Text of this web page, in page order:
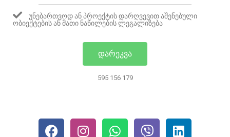
ᲣᲜᲔᲑᲐᲠᲗᲕᲝᲓ ᲐᲜ ᲞᲠᲝᲔᲥᲢᲘᲡ ᲓᲐᲠᲦᲕᲔᲕᲘᲗ ᲐᲨᲔᲜᲔᲑᲣᲚᲘ
ᲝᲑᲘᲔᲥᲢᲔᲑᲘᲡ ᲐᲜ ᲛᲐᲗᲘ ᲜᲐᲬᲘᲚᲔᲑᲘᲡ ᲚᲔᲒᲐᲚᲘᲖᲔᲑᲐ
ᲓᲐᲠᲔᲙᲕᲐ
595 156 179